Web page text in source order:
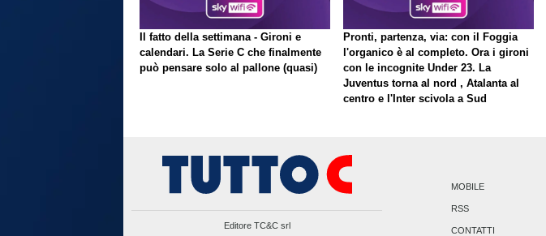
Il fatto della settimana - Gironi e
calendari. La Serie C che finalmente
può pensare solo al pallone (quasi)
Pronti, partenza, via: con il Foggia
l'organico è al completo. Ora i gironi
con le incognite Under 23. La
Juventus torna al nord , Atalanta al
centro e l'Inter scivola a Sud
Editore TC&C srl
MOBILE
RSS
CONTATTI